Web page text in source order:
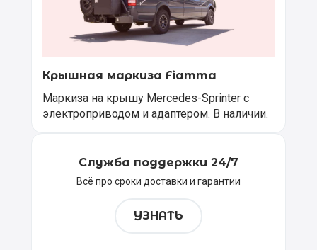
Крышная маркиза Fiamma
Маркиза на крышу Mercedes-Sprinter с
электроприводом и адаптером. В наличии.
Служба поддержки 24/7
Всё про сроки доставки и гарантии
УЗНАТЬ